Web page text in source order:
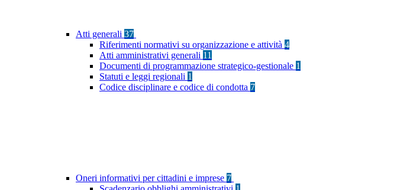
Atti generali 37
Riferimenti normativi su organizzazione e attività 4
Atti amministrativi generali 11
Documenti di programmazione strategico-gestionale 1
Statuti e leggi regionali 1
Codice disciplinare e codice di condotta 7
Oneri informativi per cittadini e imprese 7